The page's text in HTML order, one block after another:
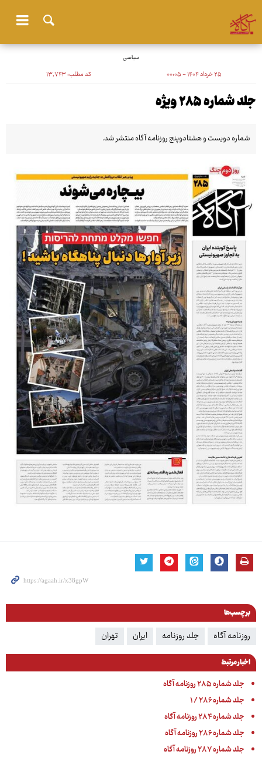
سیاسی
۲۵ خرداد ۱۴۰۴ - ۰۰:۰۵ کد مطلب:۱۳٬۷۴۳
جلد شماره ۲۸۵ ویژه
شماره دویست و هشتادوپنج روزنامه آگاه منتشر شد.
برچسب‌ها
روزنامه آگاه جلد روزنامه ایران تهران
اخبار مرتبط
جلد شماره ۲۸۵ روزنامه آگاه
جلد شماره ۲۸۶ / ۱
جلد شماره ۲۸۴ روزنامه آگاه
جلد شماره ۲۸۶ روزنامه آگاه
جلد شماره ۲۸۷ روزنامه آگاه